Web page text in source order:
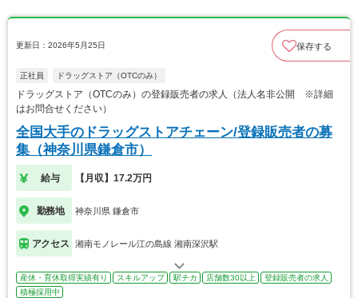
更新日：2026年5月25日 保存する
正社員 ドラッグストア（OTCのみ）
ドラッグストア（OTCのみ）の登録販売者の求人（法人名非公開 ※詳細
はお問合せください）
全国大手のドラッグストアチェーン/登録販売者の募
集（神奈川県鎌倉市）
給与 【月収】17.2万円
勤務地 神奈川県 鎌倉市
アクセス 湘南モノレール江の島線 湘南深沢駅
産休・育休取得実績有り スキルアップ 駅チカ 店舗数30以上
登録販売者の求人
積極採用中